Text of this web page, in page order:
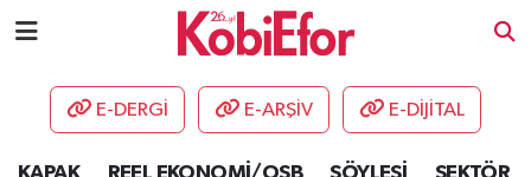
E-DERGİ E-ARŞİV E-DİJİTAL
AKADEMİ